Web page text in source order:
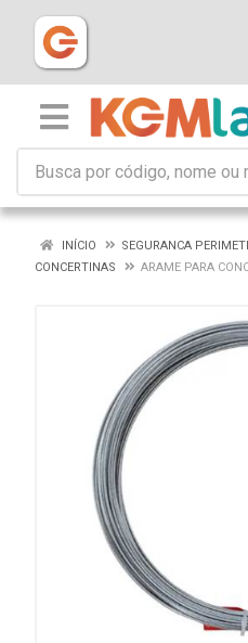
INÍCIO
SEGURANCA
CONCERTINAS
ARAME PARA